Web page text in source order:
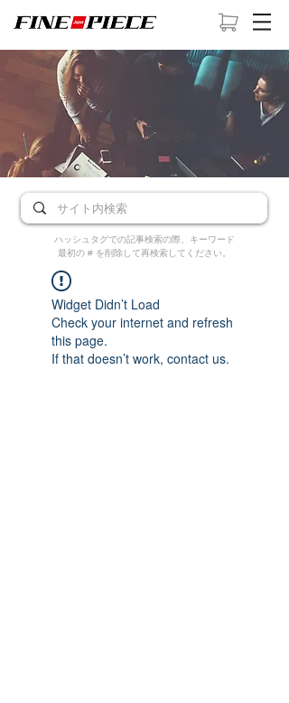
ハッシュタグでの記事検索の際、キーワード
最初の # を削除して再検索してください。
Widget Didn’t Load
Check your internet and refresh
this page.
If that doesn’t work, contact us.